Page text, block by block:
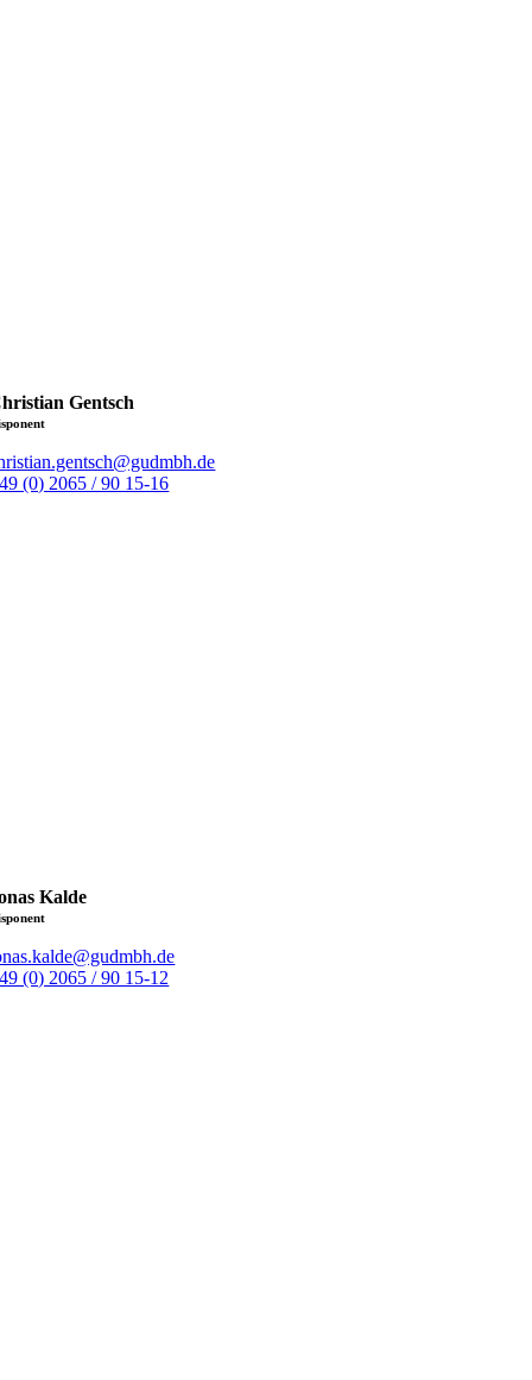
Gentsch
(0) 2065 / 90 15-16
Kalde
(0) 2065 / 90 15-12